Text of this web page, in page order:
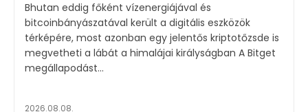
Bhutan eddig főként vízenergiájával és
bitcoinbányászatával került a digitális eszközök
térképére, most azonban egy jelentős kriptotőzsde is
megvetheti a lábát a himalájai királyságban A Bitget
megállapodást...
2026.08.08.